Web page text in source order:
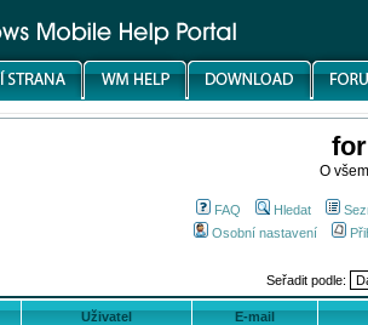
O
FAQ Hledat
Osobní nastavení
Seřadit podle:
Uživatel E-mail